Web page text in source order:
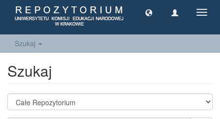
Szukaj
Szukaj